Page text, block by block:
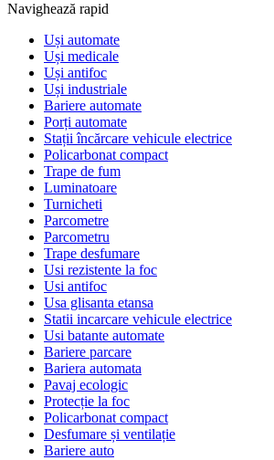
Navighează rapid
Uși automate
Uși medicale
Uși antifoc
Uși industriale
Bariere automate
Porți automate
Stații încărcare vehicule electrice
Policarbonat compact
Trape de fum
Luminatoare
Turnicheti
Parcometre
Parcometru
Trape desfumare
Usi rezistente la foc
Usi antifoc
Usa glisanta etansa
Statii incarcare vehicule electrice
Usi batante automate
Bariere parcare
Bariera automata
Pavaj ecologic
Protecție la foc
Policarbonat compact
Desfumare și ventilație
Bariere auto